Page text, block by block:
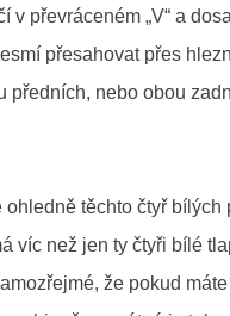
v převráceném „V“ a
přesahovat přes
nebo obou
těchto čtyř
víc než jen ty čtyři bílé
že pokud